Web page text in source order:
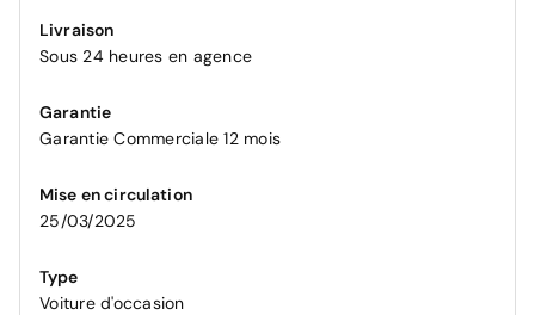
Livraison
Sous 24 heures en agence
Garantie
Garantie Commerciale 12 mois
Mise en circulation
25/03/2025
Type
Voiture d'occasion